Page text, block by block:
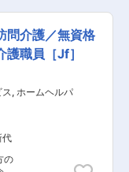
理
ー
福
問介護／無資格
職員［Jf］
, ホームヘルパ
代
の